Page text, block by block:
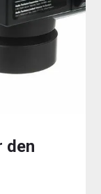
den